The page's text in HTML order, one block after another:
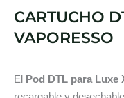
CARTUCHO
VAPORESSO
El Pod DTL para Luxe